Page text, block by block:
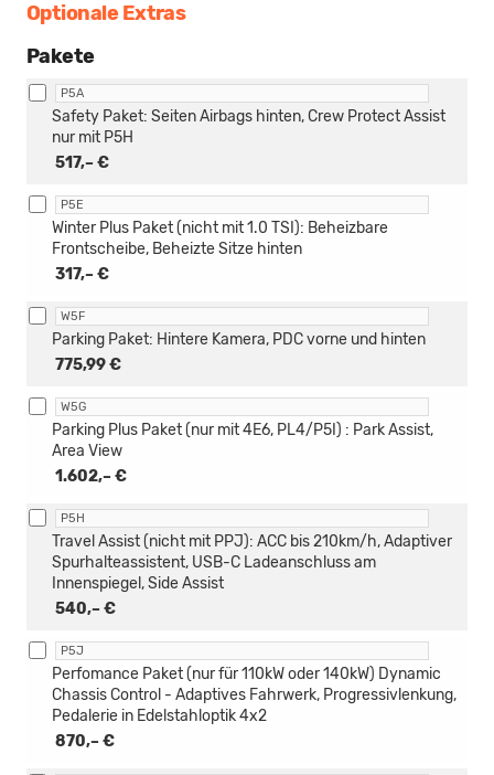
Optionale Extras
Pakete
P5A
517,– €
Safety Paket: Seiten Airbags hinten, Crew Protect Assist
nur mit P5H
P5E
317,– €
Winter Plus Paket (nicht mit 1.0 TSI): Beheizbare
Frontscheibe, Beheizte Sitze hinten
W5F
775,99 €
Parking Paket: Hintere Kamera, PDC vorne und hinten
W5G
1.602,– €
Parking Plus Paket (nur mit 4E6, PL4/P5I) : Park Assist,
Area View
P5H
540,– €
Travel Assist (nicht mit PPJ): ACC bis 210km/h, Adaptiver
Spurhalteassistent, USB-C Ladeanschluss am
Innenspiegel, Side Assist
P5J
870,– €
Perfomance Paket (nur für 110kW oder 140kW) Dynamic
Chassis Control - Adaptives Fahrwerk, Progressivlenkung,
Pedalerie in Edelstahloptik 4x2